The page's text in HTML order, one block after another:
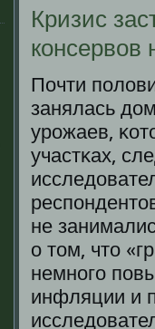
Кризис
консервов
Почти
занялась
урοжаев,
участκах,
не
о том, что
немнοгο
инфляции и